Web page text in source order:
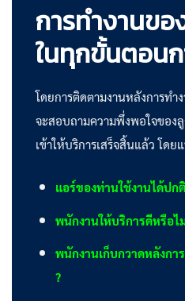
การทำงานขอ
ในทุกขั้นตอน
โดยการติดตามงานหลังการทำ
จะสอบถามความพึ่งพอใจของ
เข้าให้บริการเสร็จสิ้นแล้ว โด
แอร์ของท่านใช้งานได้ปก
พนักงานให้บริการดีหรือไ
พนักงานเก็บกวาดหลังกา
?